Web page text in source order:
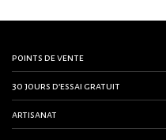
points de vente
30 jours d’essai gratuit
artisanat